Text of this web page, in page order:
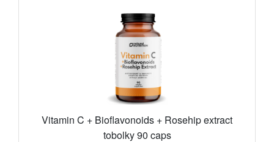
Vitamin C + Bioflavonoids + Rosehip extract
tobolky 90 caps